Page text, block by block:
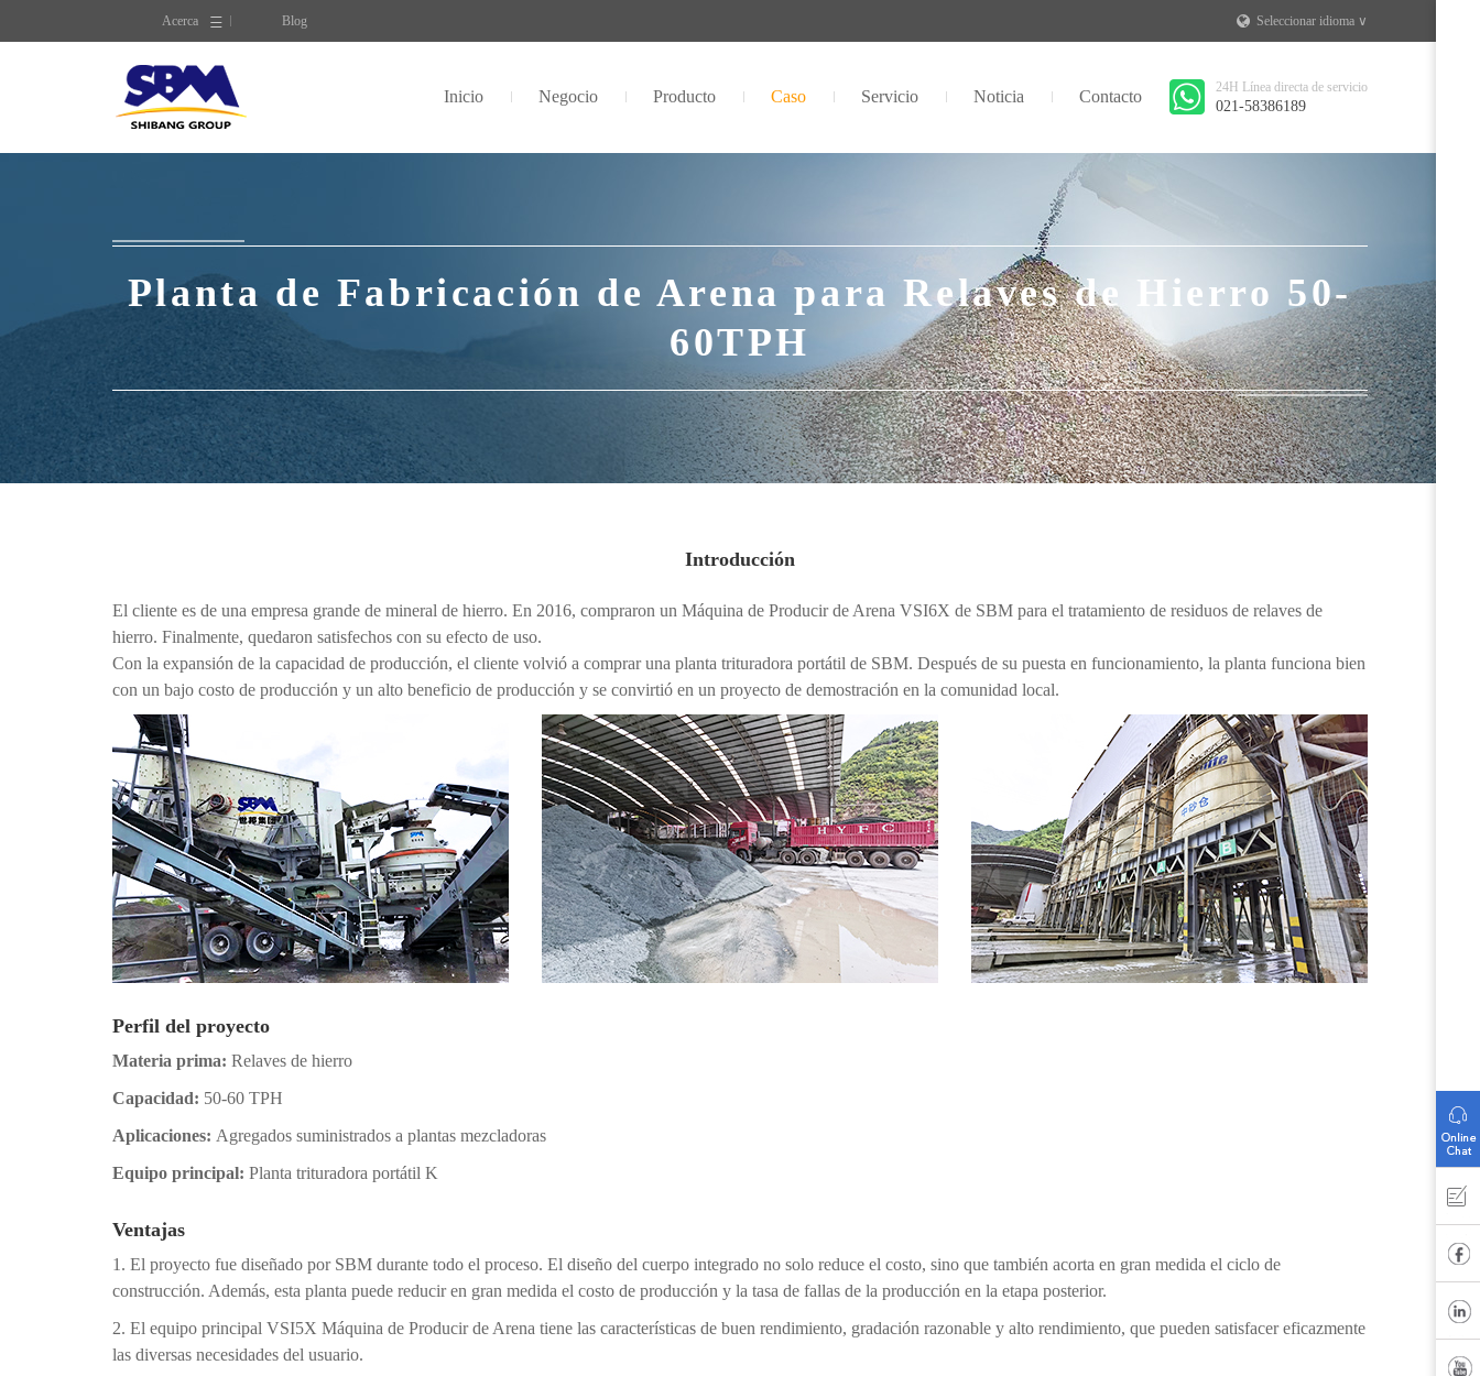
Seleccionar idioma ∨
Acerca Blog
Inicio Negocio Producto Caso Servicio Noticia Contacto 24H Línea directa de servicio
021-58386189
Planta de Fabricación de Arena para Relaves de Hierro 50-
60TPH
Introducción
El cliente es de una empresa grande de mineral de hierro. En 2016, compraron un Máquina de Producir de Arena VSI6X de SBM para el tratamiento de residuos de relaves de
hierro. Finalmente, quedaron satisfechos con su efecto de uso.
Con la expansión de la capacidad de producción, el cliente volvió a comprar una planta trituradora portátil de SBM. Después de su puesta en funcionamiento, la planta funciona bien
con un bajo costo de producción y un alto beneficio de producción y se convirtió en un proyecto de demostración en la comunidad local.
Perfil del proyecto
Materia prima: Relaves de hierro
Capacidad: 50-60 TPH
Aplicaciones: Agregados suministrados a plantas mezcladoras
Equipo principal: Planta trituradora portátil K
Ventajas
1. El proyecto fue diseñado por SBM durante todo el proceso. El diseño del cuerpo integrado no solo reduce el costo, sino que también acorta en gran medida el ciclo de
construcción. Además, esta planta puede reducir en gran medida el costo de producción y la tasa de fallas de la producción en la etapa posterior.
2. El equipo principal VSI5X Máquina de Producir de Arena tiene las características de buen rendimiento, gradación razonable y alto rendimiento, que pueden satisfacer eficazmente
las diversas necesidades del usuario.